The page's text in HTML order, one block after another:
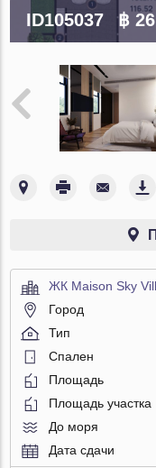
ID105037 ฿
ЖК Maison Sky
Город
Тип
Спален
Площадь
Площадь участка
До моря
Дата сдачи